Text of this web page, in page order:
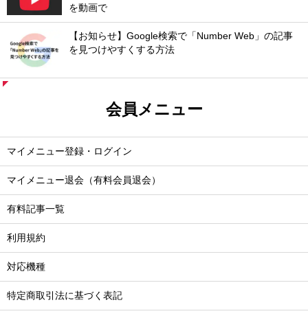
を動画で
【お知らせ】Google検索で「Number Web」の記事
を見つけやすくする方法
会員メニュー
マイメニュー登録・ログイン
マイメニュー退会（有料会員退会）
有料記事一覧
利用規約
対応機種
特定商取引法に基づく表記